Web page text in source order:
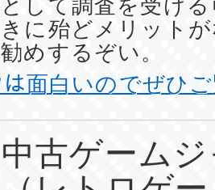
して調査を受け
に殆どメリット
めするぞい。
面白いのでぜひ
中古ゲーム